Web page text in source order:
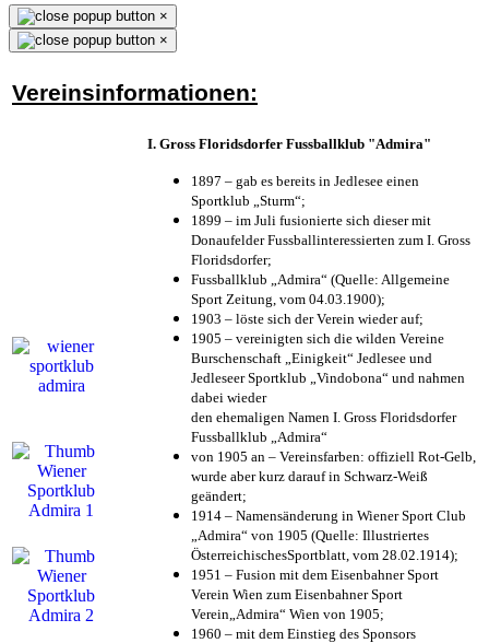
×
×
Vereinsinformationen:
I. Gross Floridsdorfer Fussballklub "Admira"
1897 – gab es bereits in Jedlesee einen
Sportklub „Sturm“;
1899 – im Juli fusionierte sich dieser mit
Donaufelder Fussballinteressierten zum I. Gross
Floridsdorfer;
Fussballklub „Admira“ (Quelle: Allgemeine
Sport Zeitung, vom 04.03.1900);
1903 – löste sich der Verein wieder auf;
1905 – vereinigten sich die wilden Vereine
Burschenschaft „Einigkeit“ Jedlesee und
Jedleseer Sportklub „Vindobona“ und nahmen
dabei wieder
den ehemaligen Namen I. Gross Floridsdorfer
Fussballklub „Admira“
von 1905 an – Vereinsfarben: offiziell Rot-Gelb,
wurde aber kurz darauf in Schwarz-Weiß
geändert;
1914 – Namensänderung in Wiener Sport Club
„Admira“ von 1905 (Quelle: Illustriertes
ÖsterreichischesSportblatt, vom 28.02.1914);
1951 – Fusion mit dem Eisenbahner Sport
Verein Wien zum Eisenbahner Sport
Verein„Admira“ Wien von 1905;
1960 – mit dem Einstieg des Sponsors